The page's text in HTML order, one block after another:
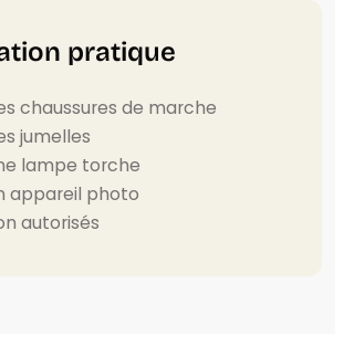
pratique
chaussures de marche
jumelles
lampe torche
appareil photo
autorisés